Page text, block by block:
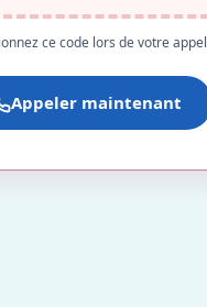
ce code lors de votre appel
Appeler maintenant